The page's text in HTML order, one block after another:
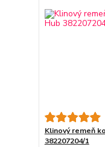
Klinový remeň
382207204/1